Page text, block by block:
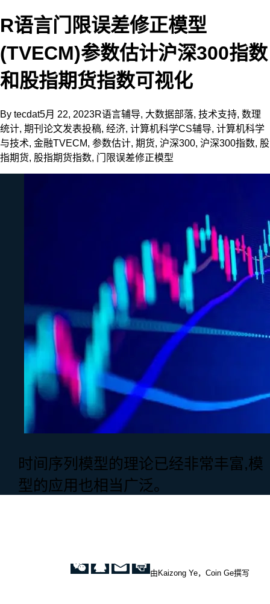
R语言门限误差修正模型
(TVECM)参数估计沪深300指数
和股指期货指数可视化
By tecdat5月 22, 2023R语言辅导, 大数据部落, 技术支持, 数理
统计, 期刊论文发表投稿, 经济, 计算机科学CS辅导, 计算机科学
与技术, 金融TVECM, 参数估计, 期货, 沪深300, 沪深300指数, 股
指期货, 股指期货指数, 门限误差修正模型
时间序列模型的理论已经非常丰富,模
型的应用也相当广泛。
由Kaizong Ye，Coin Ge撰写